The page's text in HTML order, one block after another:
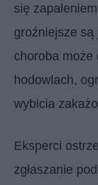
się
groźniejsze
choroba może
hodowlach,
wybicia
Eksperci
zgłaszanie